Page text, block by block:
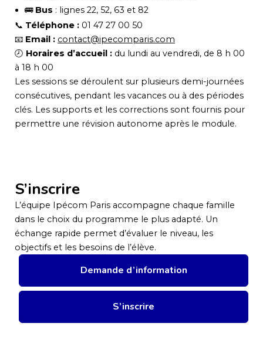
🚌 Bus : lignes 22, 52, 63 et 82
📞 Téléphone : 01 47 27 00 50
📧 Email : contact@ipecomparis.com
🕗 Horaires d’accueil : du lundi au vendredi, de 8 h 00
à 18 h 00
Les sessions se déroulent sur plusieurs demi-journées
consécutives, pendant les vacances ou à des périodes
clés. Les supports et les corrections sont fournis pour
permettre une révision autonome après le module.
S’inscrire
L’équipe Ipécom Paris accompagne chaque famille
dans le choix du programme le plus adapté. Un
échange rapide permet d’évaluer le niveau, les
objectifs et les besoins de l’élève.
Demande d’information
S’inscrire